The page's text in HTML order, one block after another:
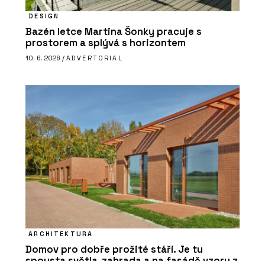
DESIGN
Bazén letce Martina Šonky pracuje s
prostorem a splývá s horizontem
10. 6. 2026 / ADVERTORIAL
ARCHITEKTURA
Domov pro dobře prožité stáří. Je tu